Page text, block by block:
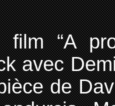
film “A
avec
de